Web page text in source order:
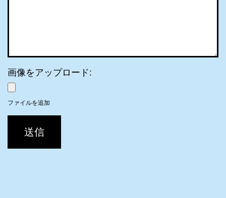
画像をアップロード:
ファイルを追加
送信